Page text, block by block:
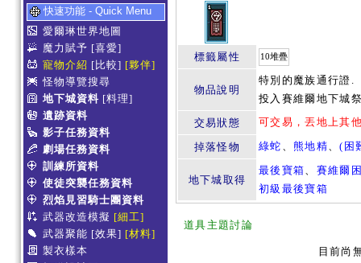
快速功能 - Quick Menu
愛爾琳世界地圖
魔力賦予 [喜愛]
寵物介紹 [比較] [夥伴]
怪物導覽搜尋
地下城資料 [料理]
遺跡資料
影子任務資料
劇場任務資料
訓練所資料
使徒突襲任務資料
烈焰見習騎士團資料
武器改造模擬 [細工]
武器聚能 [效果] [材料]
製衣樣本
標籤屬性 10堆疊
物品說明
特別的魔族通行證.
投入賽維爾地下城
交易狀態
可交易，丟地上其
掉落怪物 綠蛇 、熊地精、(困
地下城取得
最後寶箱、 賽維爾
初級最後寶箱
道具主題討論
目前尚